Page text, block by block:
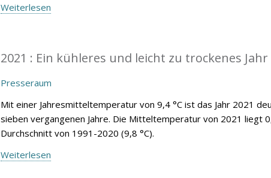
Weiterlesen
2021 : Ein kühleres und leicht zu trockenes Jahr
Presseraum
Mit einer Jahresmitteltemperatur von 9,4 °C ist das Jahr 2021
sieben vergangenen Jahre. Die Mitteltemperatur von 2021 liegt
Durchschnitt von 1991-2020 (9,8 °C).
Weiterlesen